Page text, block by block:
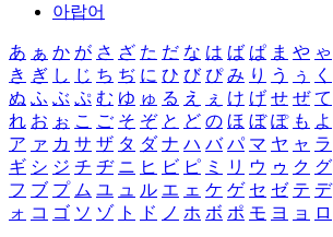
아랍어
あ ぁ か が さ ざ た だ な は ば ぱ ま や ゃ
き ぎ し じ ち ぢ に ひ び ぴ み り う ぅ く
ぬ ふ ぶ ぷ む ゆ ゅ る え ぇ け げ せ ぜ て
れ お ぉ こ ご そ ぞ と ど の ほ ぼ ぽ も よ
ア ァ カ サ ザ タ ダ ナ ハ バ パ マ ヤ ャ ラ
ギ シ ジ チ ヂ ニ ヒ ビ ピ ミ リ ウ ゥ ク グ
フ ブ プ ム ユ ュ ル エ ェ ケ ゲ セ ゼ テ デ
ォ コ ゴ ソ ゾ ト ド ノ ホ ボ ポ モ ヨ ョ ロ